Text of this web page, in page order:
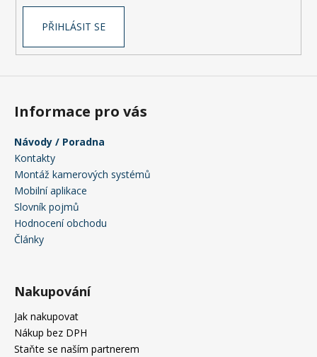
ý
p
PŘIHLÁSIT SE
Informace pro vás
Návody / Poradna
Kontakty
Montáž kamerových systémů
Mobilní aplikace
Slovník pojmů
Hodnocení obchodu
Články
Nakupování
Jak nakupovat
Nákup bez DPH
Staňte se naším partnerem